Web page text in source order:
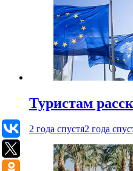
Туристам
2 года спустя2 года